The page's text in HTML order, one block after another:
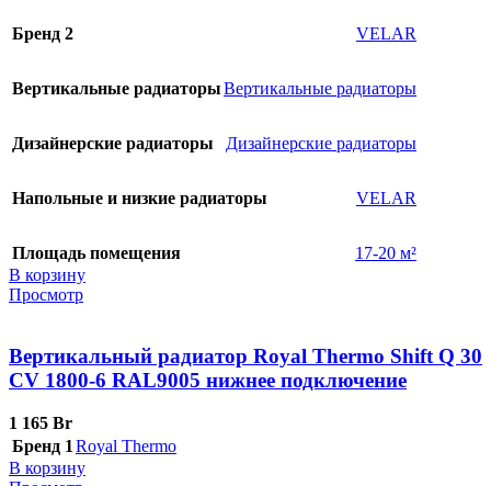
Бренд 2 VELAR
Вертикальные радиаторыВертикальные радиаторы
Дизайнерские радиаторы Дизайнерские радиаторы
Напольные и низкие радиаторы VELAR
Площадь помещения
17-20 м²
В корзину
Просмотр
Вертикальный радиатор Royal Thermo Shift Q 30
CV 1800-6 RAL9005 нижнее подключение
1 165 Br
Бренд 1 Royal Thermo
В корзину